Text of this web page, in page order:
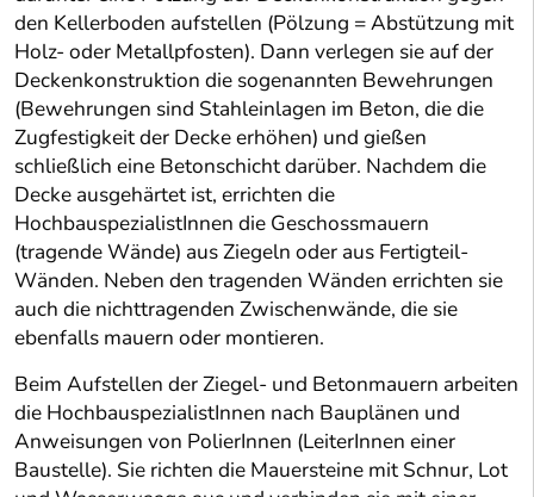
den Kellerboden aufstellen (Pölzung = Abstützung mit
Holz- oder Metallpfosten). Dann verlegen sie auf der
Deckenkonstruktion die sogenannten Bewehrungen
(Bewehrungen sind Stahleinlagen im Beton, die die
Zugfestigkeit der Decke erhöhen) und gießen
schließlich eine Betonschicht darüber. Nachdem die
Decke ausgehärtet ist, errichten die
HochbauspezialistInnen die Geschossmauern
(tragende Wände) aus Ziegeln oder aus Fertigteil-
Wänden. Neben den tragenden Wänden errichten sie
auch die nichttragenden Zwischenwände, die sie
ebenfalls mauern oder montieren.
Beim Aufstellen der Ziegel- und Betonmauern arbeiten
die HochbauspezialistInnen nach Bauplänen und
Anweisungen von PolierInnen (LeiterInnen einer
Baustelle). Sie richten die Mauersteine mit Schnur, Lot